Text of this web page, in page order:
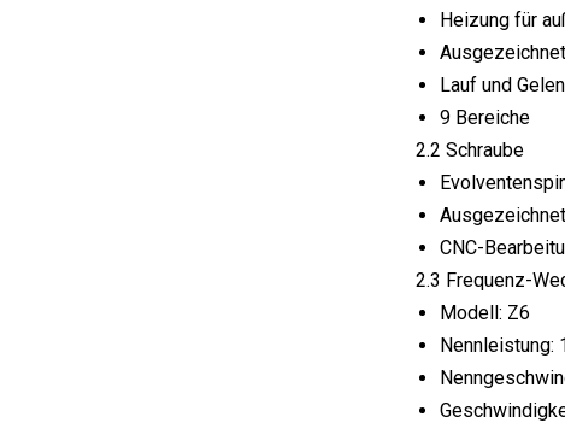
Heizung für
Lauf und
9 Bereiche
2.2 Schraube
CNC-
2.3 Frequenz-
Modell: Z6
Nennleistung: